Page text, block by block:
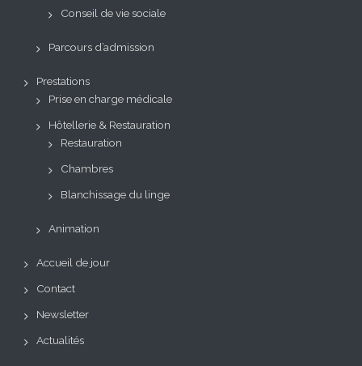
Conseil de vie sociale
Parcours d’admission
Prestations
Prise en charge médicale
Hôtellerie & Restauration
Restauration
Chambres
Blanchissage du linge
Animation
Accueil de jour
Contact
Newsletter
Actualités